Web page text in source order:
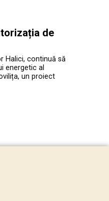
de
Halici, continuă să
energetic al
un proiect